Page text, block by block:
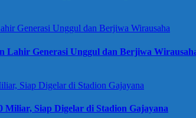
Lahir Generasi Unggul dan Berjiwa
Miliar, Siap Digelar di Stadion Gajayana